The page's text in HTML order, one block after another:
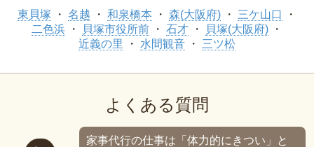
東貝塚 名越 和泉橋本 森(大阪府)
三ケ山口
二色浜
貝塚市役所前 石才
貝塚(大阪府)
近義の里
水間観音 三ツ松
よくある質問
家事代行の仕事は「体力的にきつい」と